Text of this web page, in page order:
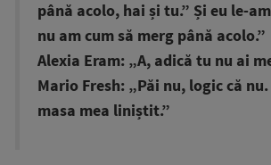
până acolo, hai și tu.” Și eu le-
nu am cum să merg până acolo.”
Alexia Eram: „A, adică tu nu ai
Mario Fresh: „Păi nu, logic că
masa mea liniștit.”